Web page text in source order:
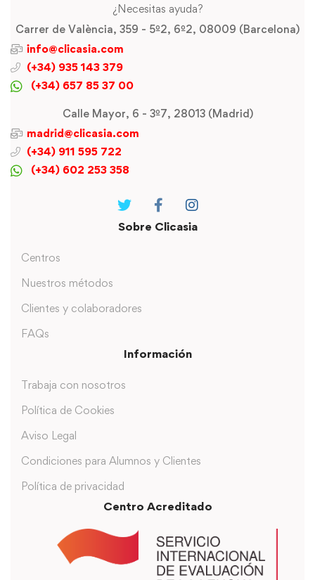
¿Necesitas ayuda?
Carrer de València, 359 - 5º2, 6º2, 08009 (Barcelona)
info@clicasia.com
(+34) 935 143 379
(+34) 657 85 37 00
Calle Mayor, 6 - 3º7, 28013 (Madrid)
madrid@clicasia.com
(+34) 911 595 722
(+34) 602 253 358
Sobre Clicasia
Centros
Nuestros métodos
Clientes y colaboradores
FAQs
Información
Trabaja con nosotros
Política de Cookies
Aviso Legal
Condiciones para Alumnos y Clientes
Política de privacidad
Centro Acreditado